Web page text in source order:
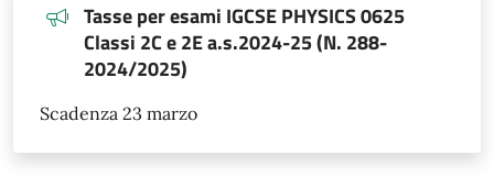
Tasse per esami IGCSE PHYSICS 0625
Classi 2C e 2E a.s.2024-25 (N. 288-
2024/2025)
Scadenza 23 marzo